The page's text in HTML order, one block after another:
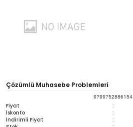
Çözümlü Muhasebe Problemleri
9799752886154
Fiyat :
İskonto :
İndirimli Fiyat :